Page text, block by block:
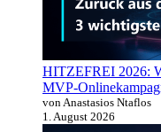
HITZEFREI 2026:
MVP-
von Anastasios Ntaflos
1. August 2026